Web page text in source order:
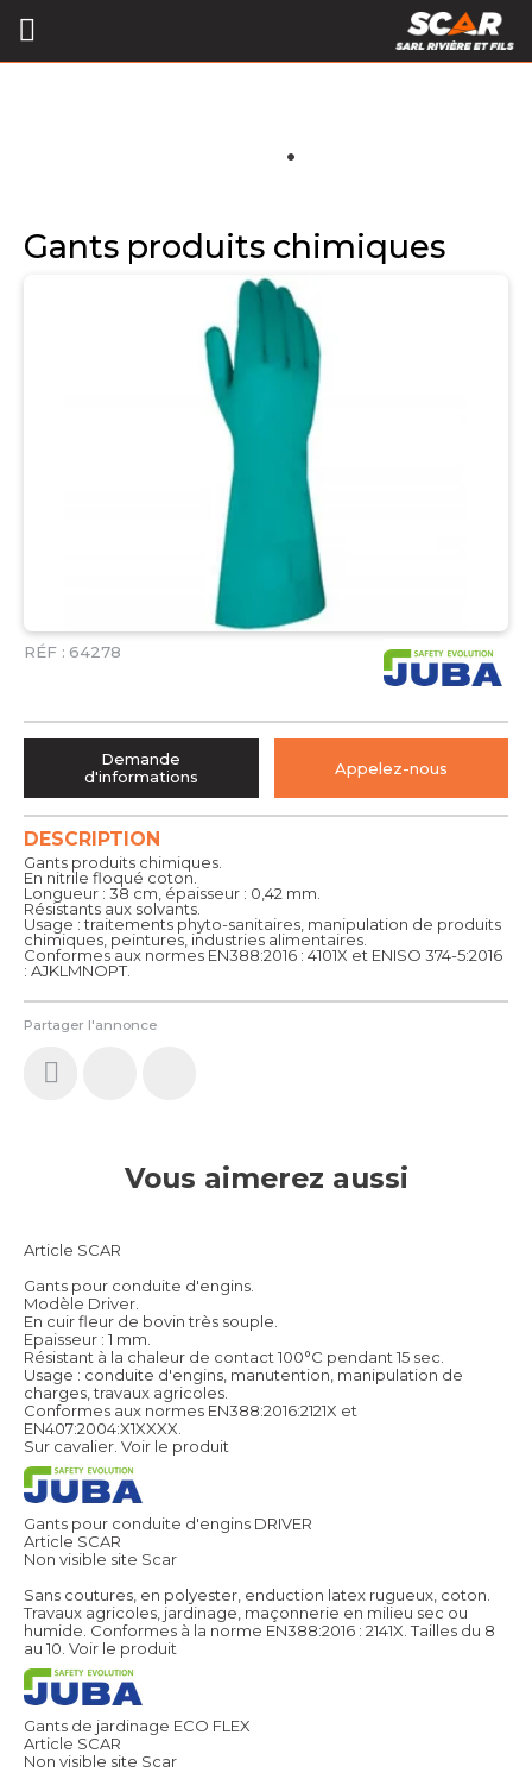
Gants produits chimiques
RÉF : 64278
Partager l'annonce
DESCRIPTION
Gants produits chimiques.
En nitrile floqué coton.
Longueur : 38 cm, épaisseur : 0,42 mm.
Résistants aux solvants.
Usage : traitements phyto-sanitaires, manipulation de produits
chimiques, peintures, industries alimentaires.
Conformes aux normes EN388:2016 : 4101X et ENISO 374-5:2016
: AJKLMNOPT.
Demande
d'informations
Appelez-nous
Vous aimerez aussi
Article SCAR
Gants pour conduite d'engins.
Modèle Driver.
En cuir fleur de bovin très souple.
Epaisseur : 1 mm.
Résistant à la chaleur de contact 100°C pendant 15 sec.
Usage : conduite d'engins, manutention, manipulation de
charges, travaux agricoles.
Conformes aux normes EN388:2016:2121X et
EN407:2004:X1XXXX.
Sur cavalier. Voir le produit
Gants pour conduite d'engins DRIVER
Article SCAR
Non visible site Scar
Sans coutures, en polyester, enduction latex rugueux, coton.
Travaux agricoles, jardinage, maçonnerie en milieu sec ou
humide. Conformes à la norme EN388:2016 : 2141X. Tailles du 8
au 10. Voir le produit
Gants de jardinage ECO FLEX
Article SCAR
Non visible site Scar